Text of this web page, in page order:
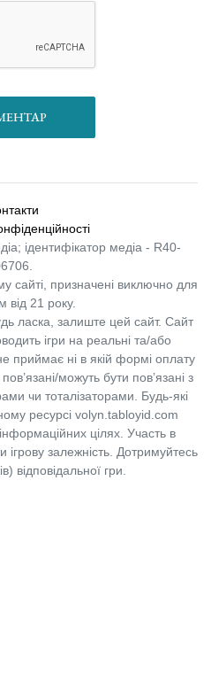
КОМЕНТАР
ідентифікатор медіа - R40-
сайті, призначені виключно для
від 21 року.
ласка, залиште цей сайт. Сайт
ігри на реальні та/або
приймає ні в якій формі оплату
можуть бути пов’язані з
чи тоталізаторами. Будь-які
ресурсі volyn.tabloyid.com
цілях. Участь в
ігрову залежність. Дотримуйтесь
відповідальної гри.